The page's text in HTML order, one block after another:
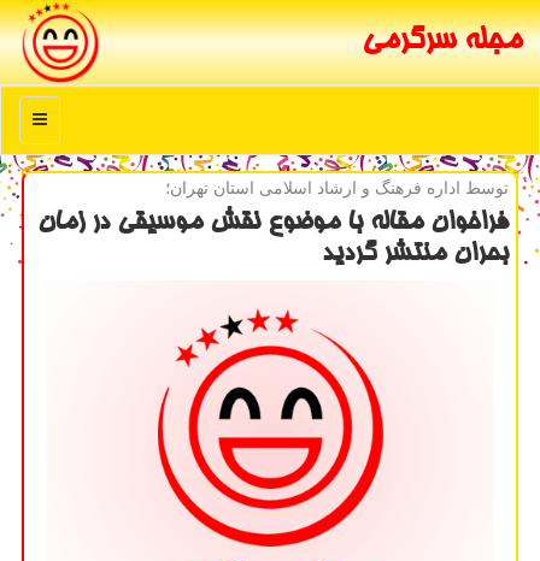
مجله سرگرمی
منو
توسط اداره فرهنگ و ارشاد اسلامی استان تهران؛
فراخوان مقاله با موضوع نقش موسیقی در زمان
بحران منتشر گردید